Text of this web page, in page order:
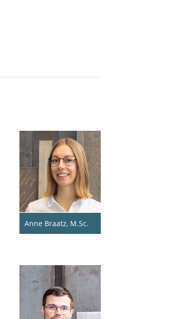
Anne Braatz, M.Sc.